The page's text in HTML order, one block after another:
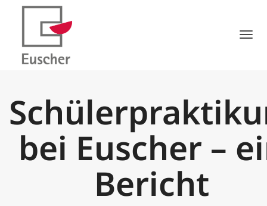
bei Euscher –
Bericht